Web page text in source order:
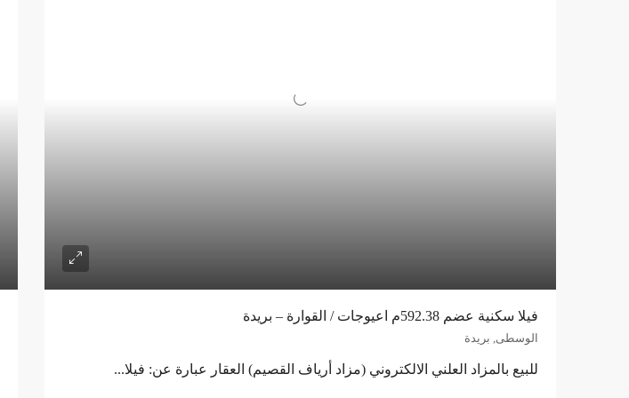
فيلا سكنية عضم 592.38م اعيوجات / القوارة – بريدة
الوسطى, بريدة
للبيع بالمزاد العلني الالكتروني (مزاد أرياف القصيم) العقار عبارة عن: فيلا...